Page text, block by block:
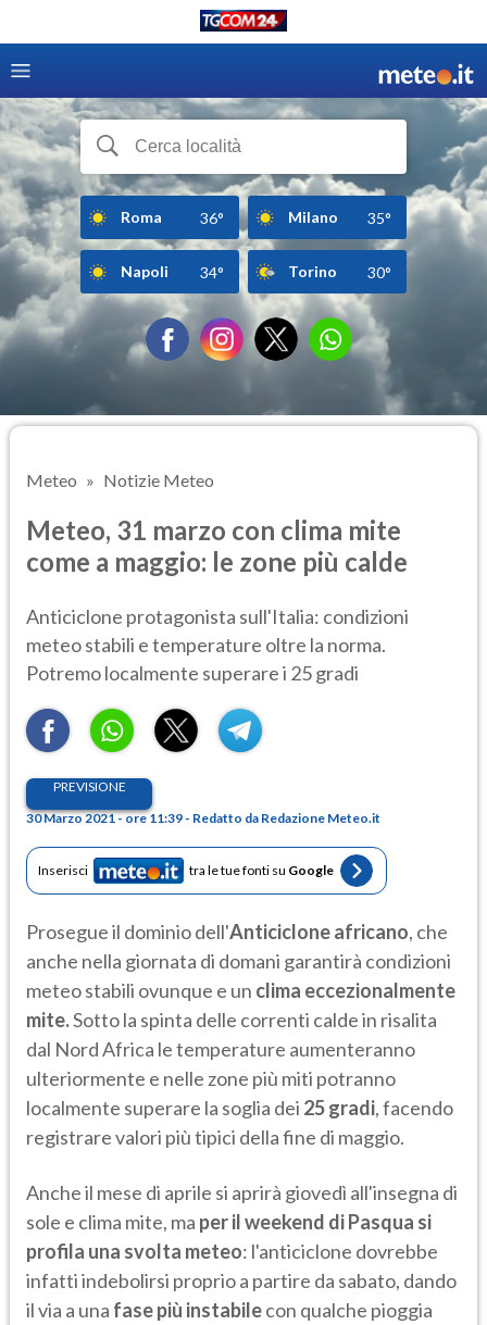
Roma 36° Milano 35°
Napoli 34° Torino 30°
Meteo Notizie Meteo
Meteo, 31 marzo con clima mite
come a maggio: le zone più calde
Anticiclone protagonista sull'Italia: condizioni
meteo stabili e temperature oltre la norma.
Potremo localmente superare i 25 gradi
PREVISIONE
30 Marzo 2021 - ore 11:39 - Redatto da Redazione Meteo.it
Inserisci tra le tue fonti su Google
Prosegue il dominio dell'Anticiclone africano, che
anche nella giornata di domani garantirà condizioni
meteo stabili ovunque e un clima eccezionalmente
mite.Sotto la spinta delle correnti calde in risalita
dal Nord Africa le temperature aumenteranno
ulteriormente e nelle zone più miti potranno
localmente superare la soglia dei 25 gradi, facendo
registrare valori più tipici della fine di maggio.
Anche il mese di aprile si aprirà giovedì all'insegna di
sole e clima mite, ma per il weekend di Pasqua si
profila una svolta meteo: l'anticiclone dovrebbe
infatti indebolirsi proprio a partire da sabato, dando
il via a una fase più instabilecon qualche pioggia